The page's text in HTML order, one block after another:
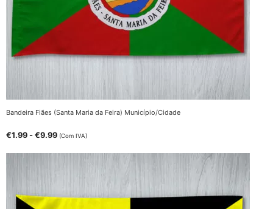
Bandeira Fiães (Santa Maria da Feira) Município/Cidade
€1.99 - €9.99 (Com IVA)